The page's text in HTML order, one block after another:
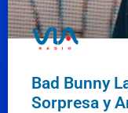
Bad Bunny
Sorpresa y